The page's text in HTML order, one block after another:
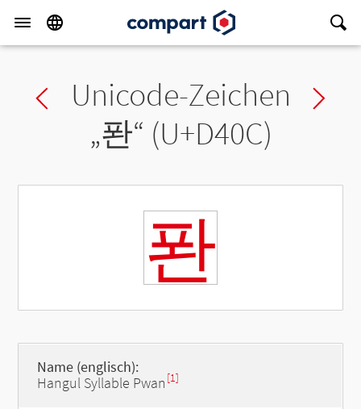
Previous char
Unicode-Zeichen
„퐌“ (U+D40C)
퐌
Name (englisch):
Hangul Syllable Pwan [1]